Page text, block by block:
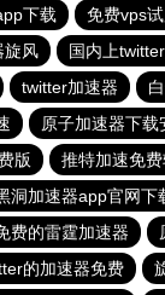
下载
免费vps
旋风
国内上
twitter加速器
原子加速器下载
版
推特加速免
洞加速器app官网下
费的雷霆加速器
的加速器免费